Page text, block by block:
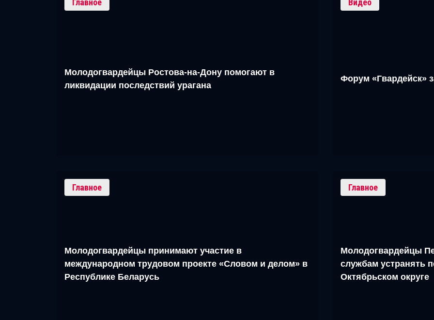
Главное
Молодогвардейцы Ростова-на-Дону помогают в
ликвидации последствий урагана
Видео
Форум «Гвардейск»
Главное
Молодогвардейцы принимают участие в
международном трудовом проекте «Словом и делом» в
Республике Беларусь
Главное
Молодогвардейцы
службам устранять
Октябрьском округе